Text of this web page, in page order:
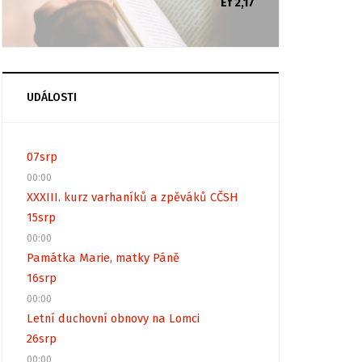
Ef 2,17
UDÁLOSTI
07srp
00:00
XXXIII. kurz varhaníků a zpěváků CČSH
15srp
00:00
Památka Marie, matky Páně
16srp
00:00
Letní duchovní obnovy na Lomci
26srp
00:00